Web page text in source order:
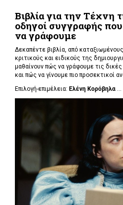
Βιβλία για την Τέχνη
οδηγοί συγγραφής
να γράφουμε
Δεκαπέντε βιβλία, από
κριτικούς και ειδικούς της
μαθαίνουν πώς να γράφουμε τις
και πώς να γίνουμε πιο προσεκτικοί
Επιλογή-επιμέλεια: Ελένη Κορόβηλα ...